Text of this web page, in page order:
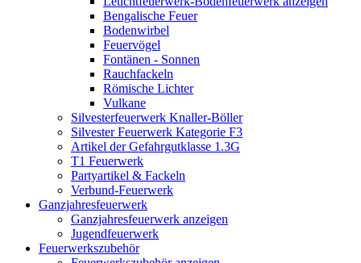
Bengalische Feuer
Bodenwirbel
Feuervögel
Fontänen - Sonnen
Rauchfackeln
Römische Lichter
Vulkane
Silvesterfeuerwerk Knaller-Böller
Silvester Feuerwerk Kategorie F3
Artikel der Gefahrgutklasse 1.3G
T1 Feuerwerk
Partyartikel & Fackeln
Verbund-Feuerwerk
Ganzjahresfeuerwerk
Ganzjahresfeuerwerk anzeigen
Jugendfeuerwerk
Feuerwerkszubehör